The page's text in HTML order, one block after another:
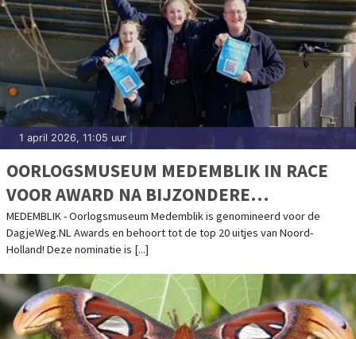
1 april 2026, 11:05 uur
OORLOGSMUSEUM MEDEMBLIK IN RACE
VOOR AWARD NA BIJZONDERE
ERKENNING
MEDEMBLIK - Oorlogsmuseum Medemblik is genomineerd voor de
DagjeWeg.NL Awards en behoort tot de top 20 uitjes van Noord-
Holland! Deze nominatie is [...]